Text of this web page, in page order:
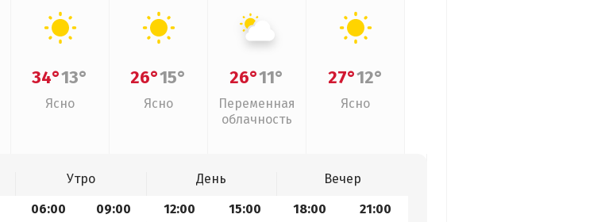
34°13°
Ясно
26°15°
Ясно
26°11°
Переменная
облачность
27°12°
Ясно
Утро День
Вечер
06:00 09:00 12:00 15:00 18:00 21:00